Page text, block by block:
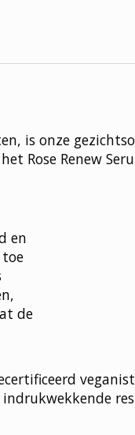
is onze
Rose Renew
en
de